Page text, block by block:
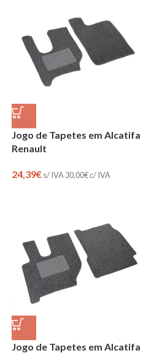
Jogo de Tapetes em Alcatifa
Renault
24,39€s/ IVA 30,00€c/ IVA
Jogo de Tapetes em Alcatifa